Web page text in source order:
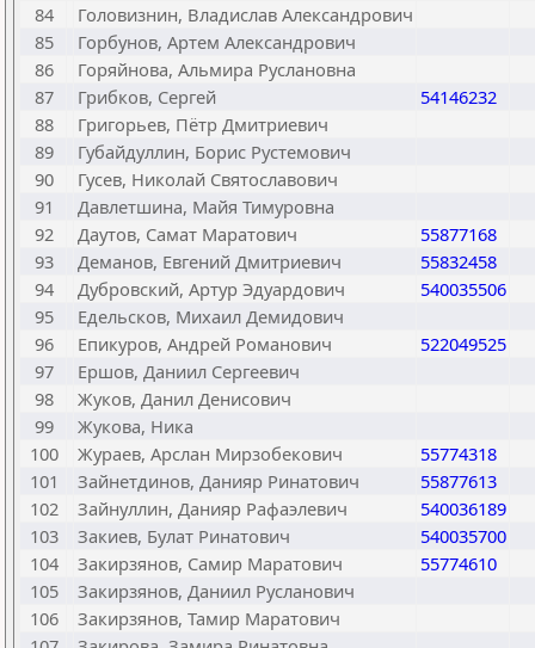
84
Головизнин, Владислав Александрович
85
Горбунов, Артем Александрович
86
Горяйнова, Альмира Руслановна
87
Грибков, Сергей
54146232
88
Григорьев, Пётр Дмитриевич
89
Губайдуллин, Борис Рустемович
90
Гусев, Николай Святославович
91
Давлетшина, Майя Тимуровна
92
Даутов, Самат Маратович
55877168
93
Деманов, Евгений Дмитриевич
55832458
94
Дубровский, Артур Эдуардович
540035506
95
Едельсков, Михаил Демидович
96
Епикуров, Андрей Романович
522049525
97
Ершов, Даниил Сергеевич
98
Жуков, Данил Денисович
99
Жукова, Ника
100
Жураев, Арслан Мирзобекович
55774318
101
Зайнетдинов, Данияр Ринатович
55877613
102
Зайнуллин, Данияр Рафаэлевич
540036189
103
Закиев, Булат Ринатович
540035700
104
Закирзянов, Самир Маратович
55774610
105
Закирзянов, Даниил Русланович
106
Закирзянов, Тамир Маратович